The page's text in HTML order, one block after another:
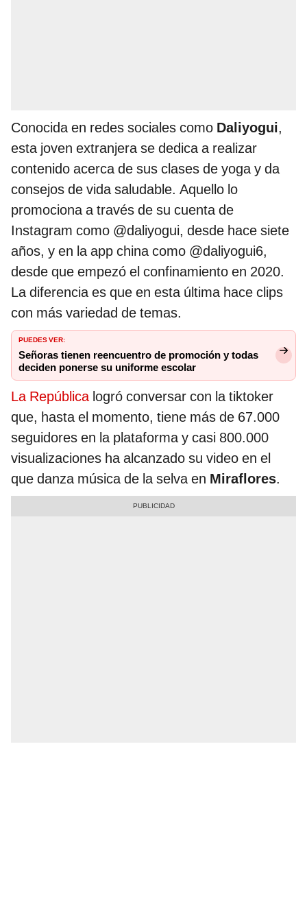
Conocida en redes sociales como Daliyogui,
esta joven extranjera se dedica a realizar
contenido acerca de sus clases de yoga y da
consejos de vida saludable. Aquello lo
promociona a través de su cuenta de
Instagram como @daliyogui, desde hace siete
años, y en la app china como @daliyogui6,
desde que empezó el confinamiento en 2020.
La diferencia es que en esta última hace clips
con más variedad de temas.
PUEDES VER:
Señoras tienen reencuentro de promoción y todas
deciden ponerse su uniforme escolar
La Repúblicalogró conversar con la tiktoker
que, hasta el momento, tiene más de 67.000
seguidores en la plataforma y casi 800.000
visualizaciones ha alcanzado su video en el
que danza música de la selva en Miraflores.